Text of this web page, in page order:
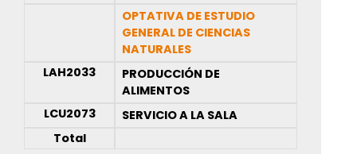
OPTATIVA DE ESTUDIO
GENERAL DE CIENCIAS
NATURALES
LAH2033
PRODUCCIÓN DE
ALIMENTOS
LCU2073
SERVICIO A LA SALA
Total